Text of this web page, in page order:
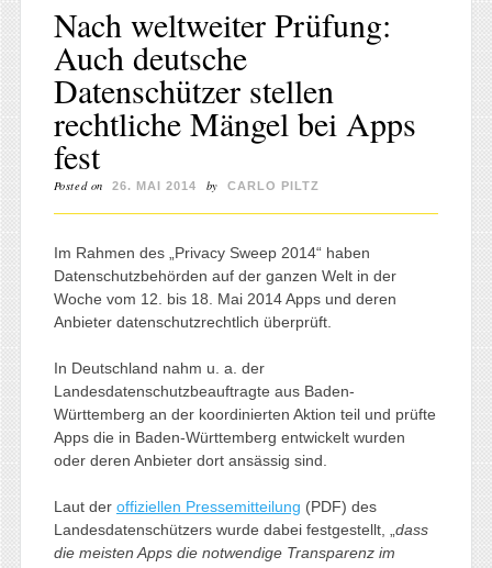
Nach weltweiter Prüfung:
Auch deutsche
Datenschützer stellen
rechtliche Mängel bei Apps
fest
Posted on 26. MAI 2014 by CARLO PILTZ
Im Rahmen des „Privacy Sweep 2014“ haben
Datenschutzbehörden auf der ganzen Welt in der
Woche vom 12. bis 18. Mai 2014 Apps und deren
Anbieter datenschutzrechtlich überprüft.
In Deutschland nahm u. a. der
Landesdatenschutzbeauftragte aus Baden-
Württemberg an der koordinierten Aktion teil und prüfte
Apps die in Baden-Württemberg entwickelt wurden
oder deren Anbieter dort ansässig sind.
Laut der offiziellen Pressemitteilung (PDF) des
Landesdatenschützers wurde dabei festgestellt, „ dass
die meisten Apps die notwendige Transparenz im